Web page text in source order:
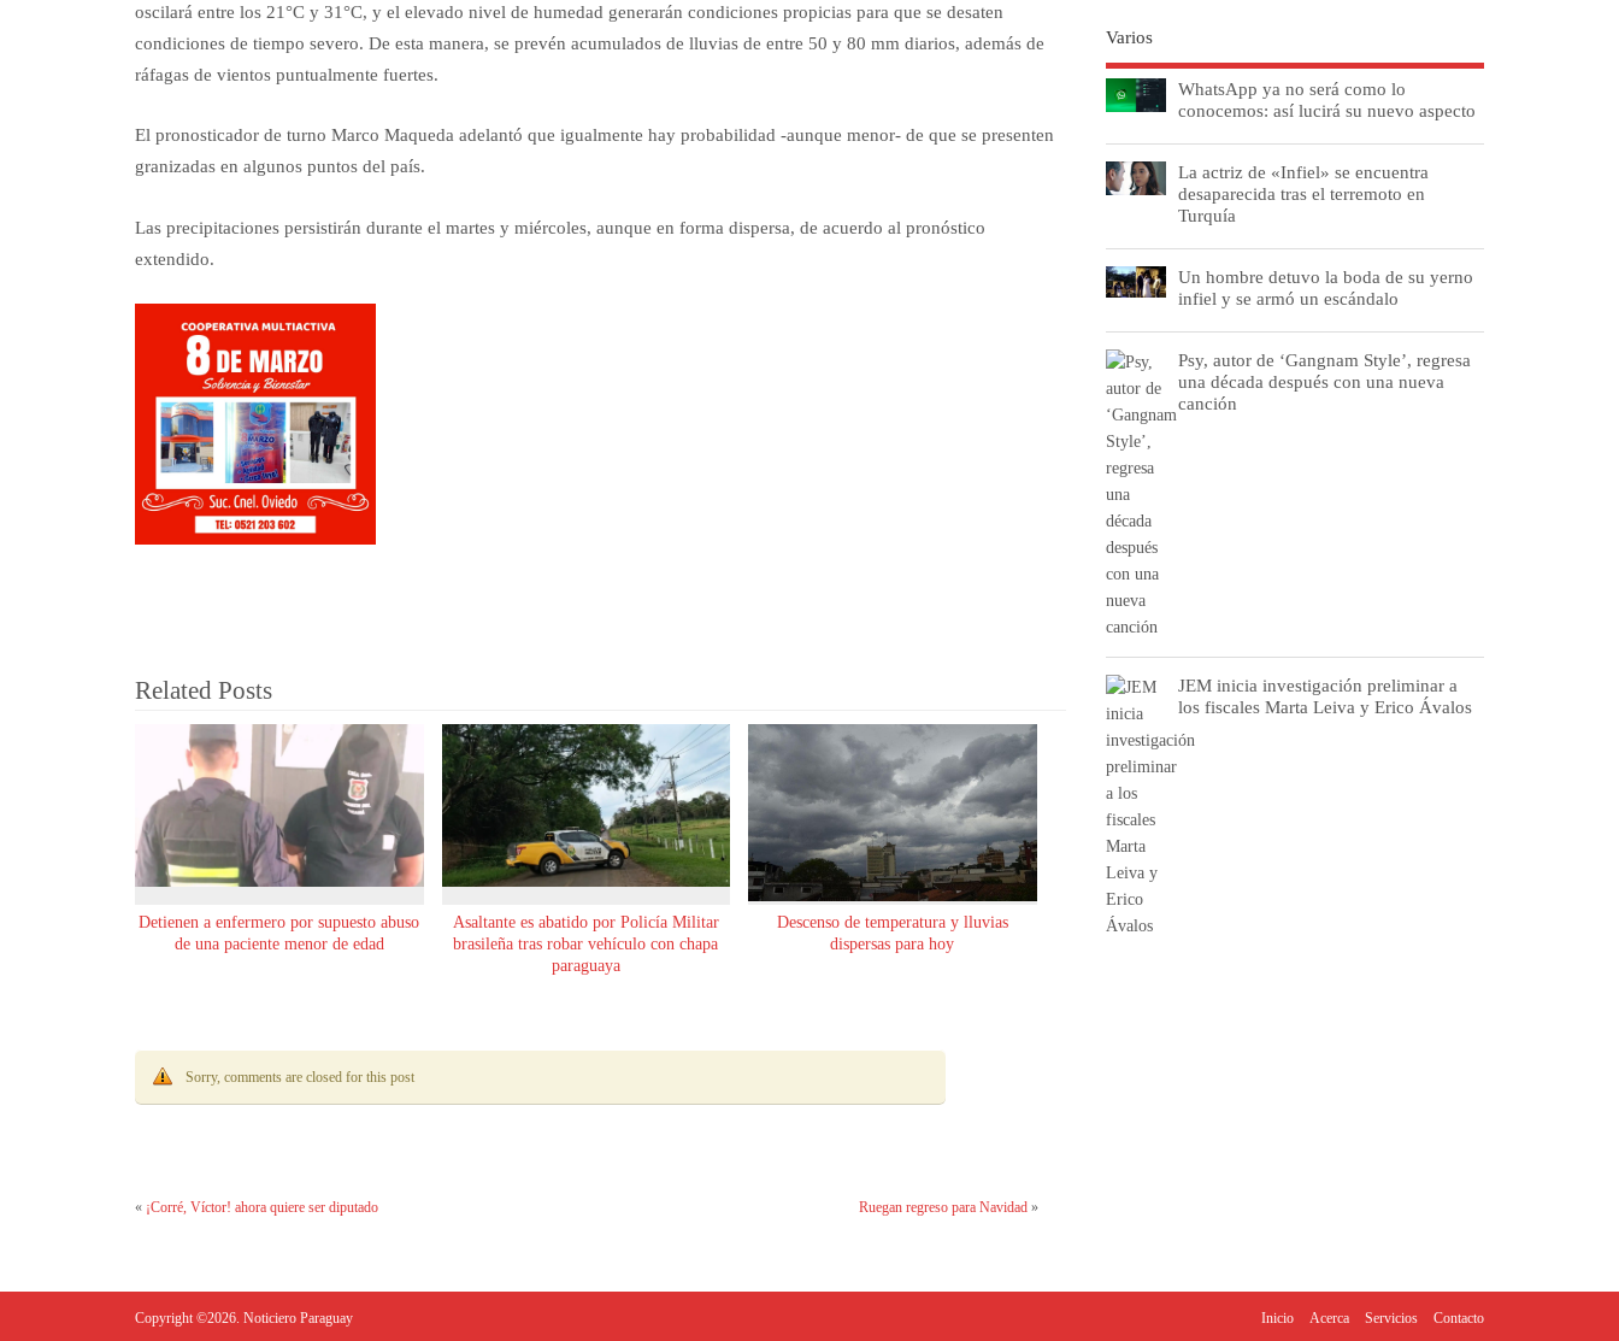
oscilará entre los 21°C y 31°C, y el elevado nivel de humedad generarán condiciones propicias para que se desaten
condiciones de tiempo severo. De esta manera, se prevén acumulados de lluvias de entre 50 y 80 mm diarios, además de
ráfagas de vientos puntualmente fuertes.
El pronosticador de turno Marco Maqueda adelantó que igualmente hay probabilidad -aunque menor- de que se presenten
granizadas en algunos puntos del país.
Las precipitaciones persistirán durante el martes y miércoles, aunque en forma dispersa, de acuerdo al pronóstico
extendido.
Related Posts
Detienen a enfermero por supuesto abuso
de una paciente menor de edad
Asaltante es abatido por Policía Militar
brasileña tras robar vehículo con chapa
paraguaya
Descenso de temperatura y lluvias
dispersas para hoy
Sorry, comments are closed for this post
« ¡Corré, Víctor! ahora quiere ser diputado Ruegan regreso para Navidad»
Varios
WhatsApp ya no será como lo
conocemos: así lucirá su nuevo aspecto
La actriz de «Infiel» se encuentra
desaparecida tras el terremoto en
Turquía
Un hombre detuvo la boda de su yerno
infiel y se armó un escándalo
Psy, autor de ‘Gangnam Style’, regresa
una década después con una nueva
canción
JEM inicia investigación preliminar a
los fiscales Marta Leiva y Erico Ávalos
Copyright ©2026. Noticiero Paraguay Inicio Acerca Servicios Contacto